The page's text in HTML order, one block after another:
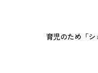
育児のため「シ